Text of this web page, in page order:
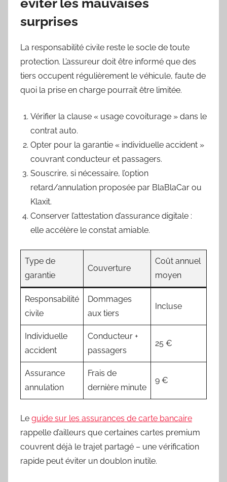
éviter les mauvaises
surprises
La responsabilité civile reste le socle de toute
protection. L’assureur doit être informé que des
tiers occupent régulièrement le véhicule, faute de
quoi la prise en charge pourrait être limitée.
Vérifier la clause « usage covoiturage » dans le
contrat auto.
Opter pour la garantie « individuelle accident »
couvrant conducteur et passagers.
Souscrire, si nécessaire, l’option
retard/annulation proposée par BlaBlaCar ou
Klaxit.
Conserver l’attestation d’assurance digitale :
elle accélère le constat amiable.
Type de
garantie
Couverture
Coût annuel
moyen
Responsabilité
civile
Dommages
aux tiers
Incluse
Individuelle
accident
Conducteur +
passagers
25 €
Assurance
annulation
Frais de
dernière minute
9 €
Le guide sur les assurances de carte bancaire
rappelle d’ailleurs que certaines cartes premium
couvrent déjà le trajet partagé – une vérification
rapide peut éviter un doublon inutile.